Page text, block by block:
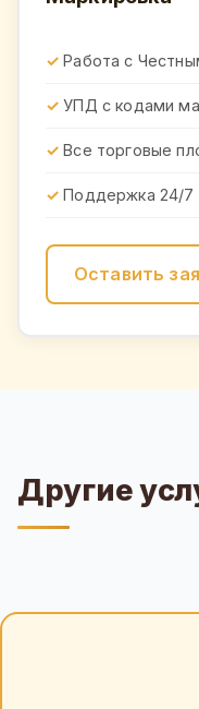
Работа с
УПД с кодами
Все торговые
Поддержка 24/7
Оставить
Другие